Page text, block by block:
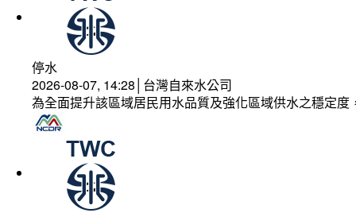
停水
2026-08-07, 14:28│台灣自來水公司
為全面提升該區域居民用水品質及強化區域供水之穩定